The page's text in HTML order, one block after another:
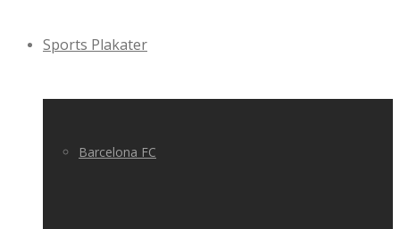
Sports Plakater
Barcelona FC